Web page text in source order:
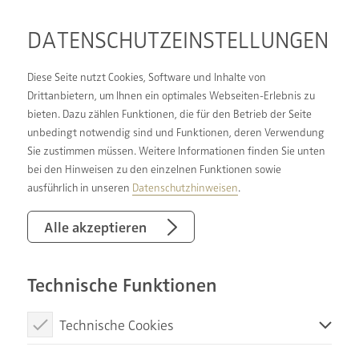
DATENSCHUTZ­EINSTELLUNGEN
Diese Seite nutzt Cookies, Software und Inhalte von
Drittanbietern, um Ihnen ein optimales Webseiten-Erlebnis zu
bieten. Dazu zählen Funktionen, die für den Betrieb der Seite
unbedingt notwendig sind und Funktionen, deren Verwendung
Sie zustimmen müssen. Weitere Informationen finden Sie unten
bei den Hinweisen zu den einzelnen Funktionen sowie
ausführlich in unseren Datenschutzhinweisen.
Alle akzeptieren
Technische Funktionen
Technische Cookies
BERATUNG, PLANUNG,
KOORDINATION &
AUSFÜHRUNG:
VIELFACH BEWÄHRTER
BADSANIERUNG